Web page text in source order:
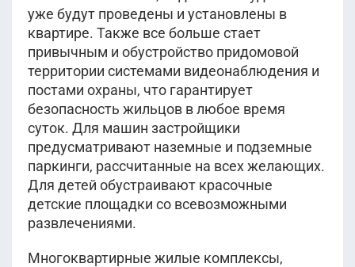
уже будут проведены и установлены в
квартире. Также все больше стает
привычным и обустройство придомовой
территории системами видеонаблюдения и
постами охраны, что гарантирует
безопасность жильцов в любое время
суток. Для машин застройщики
предусматривают наземные и подземные
паркинги, рассчитанные на всех желающих.
Для детей обустраивают красочные
детские площадки со всевозможными
развлечениями.
Многоквартирные жилые комплексы,